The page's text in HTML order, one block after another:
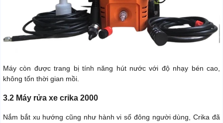
Máy còn được trang bị tính năng hút nước với độ nhạy bén cao,
không tốn thời gian mồi.
3.2 Máy rửa xe crika 2000
Nắm bắt xu hướng cũng như hành vi số đông người dùng, Crika đã